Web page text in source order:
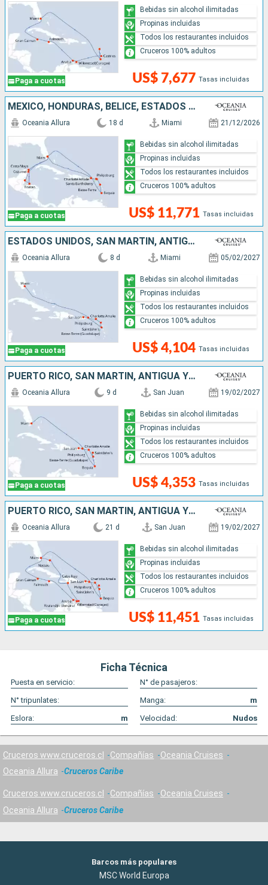
Paga a cuotas US$ 7,677 Tasas incluidas
Bebidas sin alcohol ilimitadas
Propinas incluidas
Todos los restaurantes incluidos
Cruceros 100% adultos
MÉXICO, HONDURAS, BELICE, ESTADOS UNIDOS, SAN MARTÍN, FRANCIA, SAN VINCENT Y LAS GRANADINAS
Paga a cuotas
Oceania Allura 18 d Miami 21/12/2026
US$ 11,771 Tasas incluidas
Bebidas sin alcohol ilimitadas
Propinas incluidas
Todos los restaurantes incluidos
Cruceros 100% adultos
ESTADOS UNIDOS, SAN MARTÍN, ANTIGUA Y BARBUDA, PUERTO RICO
Paga a cuotas
Oceania Allura 8 d Miami 05/02/2027
US$ 4,104 Tasas incluidas
Bebidas sin alcohol ilimitadas
Propinas incluidas
Todos los restaurantes incluidos
Cruceros 100% adultos
PUERTO RICO, SAN MARTÍN, ANTIGUA Y BARBUDA, SAN VINCENT Y LAS GRANADINAS, ESTADOS UNIDOS
Paga a cuotas
Oceania Allura 9 d San Juan 19/02/2027
US$ 4,353 Tasas incluidas
Bebidas sin alcohol ilimitadas
Propinas incluidas
Todos los restaurantes incluidos
Cruceros 100% adultos
PUERTO RICO, SAN MARTÍN, ANTIGUA Y BARBUDA, SAN VINCENT Y LAS GRANADINAS, ESTADOS UNIDOS, ISLAS CAIMÁN, JAMAICA, ARUBA, REPÚBLICA DOMINICANA, BAHAMAS
Paga a cuotas
Oceania Allura 21 d San Juan 19/02/2027
US$ 11,451 Tasas incluidas
Bebidas sin alcohol ilimitadas
Propinas incluidas
Todos los restaurantes incluidos
Cruceros 100% adultos
Ficha Técnica
Puesta en servicio:
N° de pasajeros:
N° tripunlates:
Manga:
m
Eslora:
m Velocidad: Nudos
Cruceros www.cruceros.cl Compañías
Oceania Cruises
Oceania Allura
Cruceros Caribe
Cruceros www.cruceros.cl Compañías
Oceania Cruises
Oceania Allura
Cruceros Caribe
Barcos más populares
MSC World Europa